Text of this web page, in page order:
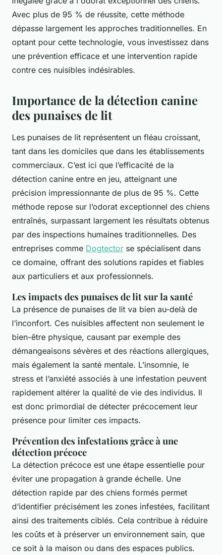
Avec plus de 95 % de réussite, cette méthode
dépasse largement les approches traditionnelles. En
optant pour cette technologie, vous investissez dans
une prévention efficace et une intervention rapide
contre ces nuisibles indésirables.
Importance de la détection canine
des punaises de lit
Les punaises de lit représentent un fléau croissant,
tant dans les domiciles que dans les établissements
commerciaux. C’est ici que l’efficacité de la
détection canine entre en jeu, atteignant une
précision impressionnante de plus de 95 %. Cette
méthode repose sur l’odorat exceptionnel des chiens
entraînés, surpassant largement les résultats obtenus
par des inspections humaines traditionnelles. Des
entreprises comme Dogtector se spécialisent dans
ce domaine, offrant des solutions rapides et fiables
aux particuliers et aux professionnels.
Les impacts des punaises de lit sur la santé
La présence de punaises de lit va bien au-delà de
l’inconfort. Ces nuisibles affectent non seulement le
bien-être physique, causant par exemple des
démangeaisons sévères et des réactions allergiques,
mais également la santé mentale. L’insomnie, le
stress et l’anxiété associés à une infestation peuvent
rapidement altérer la qualité de vie des individus. Il
est donc primordial de détecter précocement leur
présence pour limiter ces impacts.
Prévention des infestations grâce à une
détection précoce
La détection précoce est une étape essentielle pour
éviter une propagation à grande échelle. Une
détection rapide par des chiens formés permet
d’identifier précisément les zones infestées, facilitant
ainsi des traitements ciblés. Cela contribue à réduire
les coûts et à préserver un environnement sain, que
ce soit à la maison ou dans des espaces publics.